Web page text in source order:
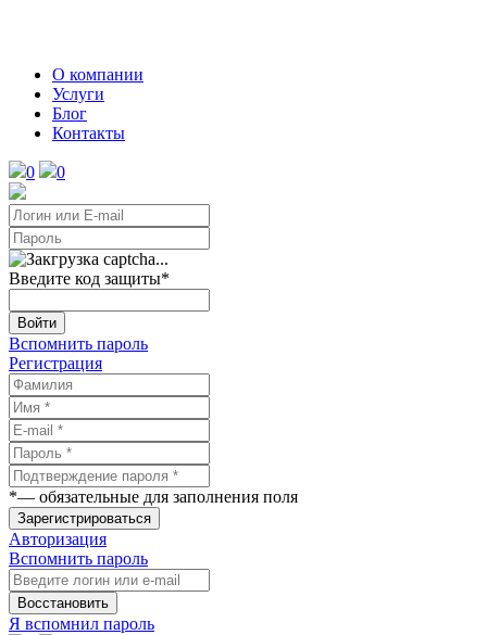
О компании
Услуги
Блог
Контакты
0 0
Введите код защиты*
Войти
Вспомнить пароль
Регистрация
*— обязательные для заполнения поля
Зарегистрироваться
Авторизация
Вспомнить пароль
Восстановить
Я вспомнил пароль